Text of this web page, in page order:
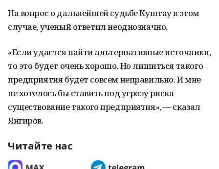
На вопрос о дальнейшей судьбе Куштау в этом
случае, ученый ответил неоднозначно.
«Если удастся найти альтернативные источники,
то это будет очень хорошо. Но лишиться такого
предприятия будет совсем неправильно. И мне
не хотелось бы ставить под угрозу риска
существование такого предприятия», — сказал
Янгиров.
Читайте нас